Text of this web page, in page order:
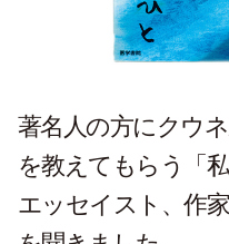
著名人の方にクウ
を教えてもらう「
エッセイスト、作